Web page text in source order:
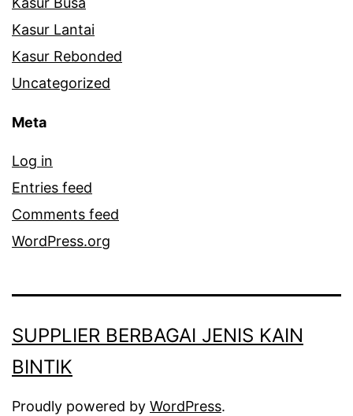
Kasur Lantai
Kasur Rebonded
Uncategorized
Meta
Log in
Entries feed
Comments feed
WordPress.org
SUPPLIER BERBAGAI JENIS KAIN
BINTIK
Proudly powered by WordPress.